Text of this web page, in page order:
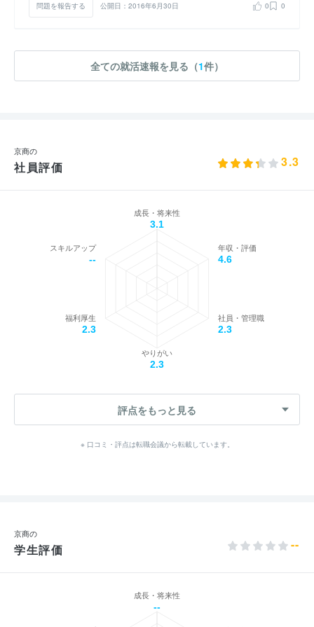
問題を報告する 公開日：2016年6月30日 0 0
全ての就活速報を見る（1件）
京商の
社員評価 3.3
成長・将来性
3.1
年収・評価
4.6
社員・管理職
2.3
やりがい
2.3
福利厚生
2.3
スキルアップ
--
評点をもっと見る
※ 口コミ・評点は転職会議から転載しています。
京商の
学生評価 --
成長・将来性
--